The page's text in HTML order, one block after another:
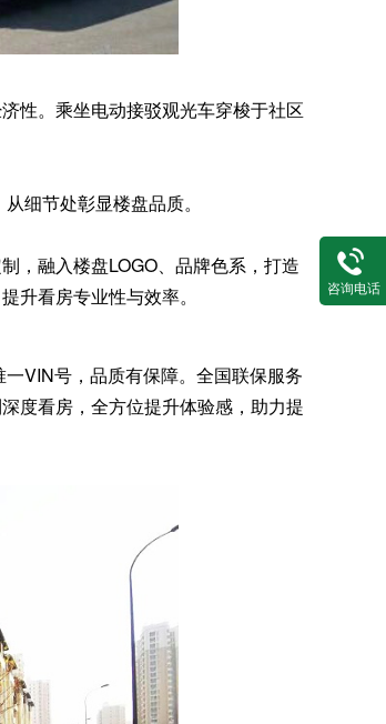
性。乘坐电动接驳观光车穿梭于社区
细节处彰显楼盘品质。
，融入楼盘LOGO、品牌色系，打造
升看房专业性与效率。
VIN号，品质有保障。全国联保服务
度看房，全方位提升体验感，助力提
咨询电话